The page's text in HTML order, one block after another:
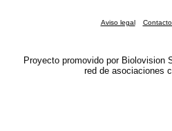
Aviso legal
Proyecto promovido por Biolovision
red de asociaciones